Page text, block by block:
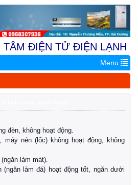
ĐIỆN TỬ ĐIỆN LẠNH
1:Nhà Vườn 9.4A
Menu
đèn, không hoạt động.
máy nén (lốc) không hoạt động, không
làm mát).
(ngăn làm đá) hoạt động tốt, ngăn dưới